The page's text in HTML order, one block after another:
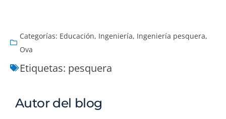
Categorías: Educación, Ingeniería, Ingeniería pesquera,
Ova
Etiquetas: pesquera
Autor del blog